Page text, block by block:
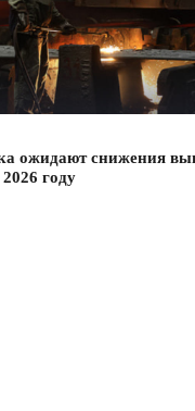
ожидают снижения
году